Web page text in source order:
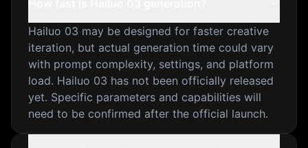
Hailuo 03 may be designed for faster creative
iteration, but actual generation time could vary
with prompt complexity, settings, and platform
load. Hailuo 03 has not been officially released
yet. Specific parameters and capabilities will
need to be confirmed after the official launch.